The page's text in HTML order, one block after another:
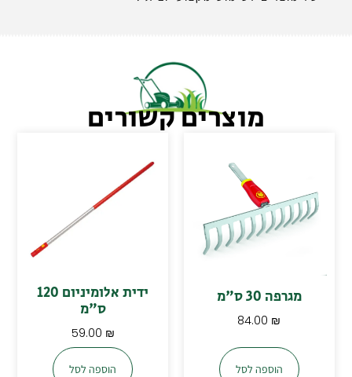
מוצרים קשורים
מגרפה 30 ס"מ
84.00 ₪
הוספה לסל
ידית אלומיניום 120
ס"מ
59.00 ₪
הוספה לסל